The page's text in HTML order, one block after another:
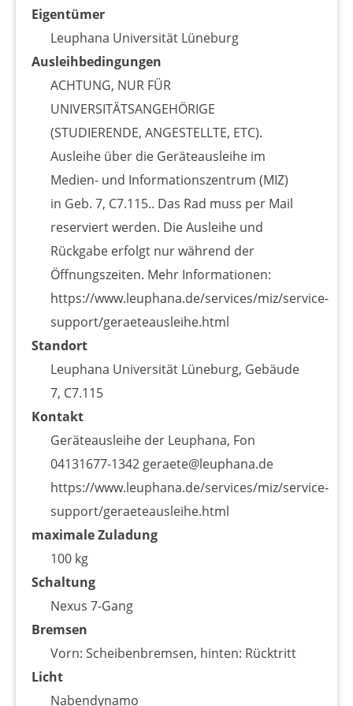
Eigentümer
Leuphana Universität Lüneburg
Ausleihbedingungen
ACHTUNG, NUR FÜR
UNIVERSITÄTSANGEHÖRIGE
(STUDIERENDE, ANGESTELLTE, ETC).
Ausleihe über die Geräteausleihe im
Medien- und Informationszentrum (MIZ)
in Geb. 7, C7.115.. Das Rad muss per Mail
reserviert werden. Die Ausleihe und
Rückgabe erfolgt nur während der
Öffnungszeiten. Mehr Informationen:
https://www.leuphana.de/services/miz/service-
support/geraeteausleihe.html
Standort
Leuphana Universität Lüneburg, Gebäude
7, C7.115
Kontakt
Geräteausleihe der Leuphana, Fon
04131677-1342 geraete@leuphana.de
https://www.leuphana.de/services/miz/service-
support/geraeteausleihe.html
maximale Zuladung
100 kg
Schaltung
Nexus 7-Gang
Bremsen
Vorn: Scheibenbremsen, hinten: Rücktritt
Licht
Nabendynamo